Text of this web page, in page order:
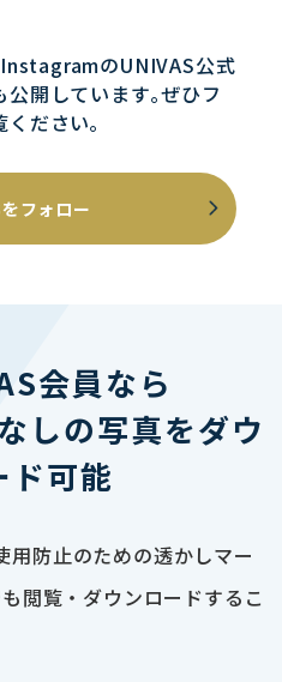
のUNIVAS公式
公開しています｡ぜひフ
ください｡
フォロー
会員なら
しの写真をダウ
ド可能
防止のための透かしマー
閲覧・ダウンロードするこ